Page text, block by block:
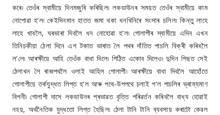
কৰে৷ তেওঁৰ স্বামীয়ে দিনমজুৰি কৰিছিল৷ লকডাউনৰ সময়ত তেওঁৰ স্বামীয়ে কাম
নোপোৱা হ’ল৷ কেইদিনমান হাতত জমা থকা ধনখিনিৰে সংসাৰ চলিল৷ কিন্তু লাহে
লাহে খাবলৈ, ঘৰভাৰা দিবলৈ ধন নোহোৱা হ’ল৷ গোলাপীৰ স্বামীয়ে এদিন এখন
তিনিচকীয়া ঠেলা দিনে এশ টকাত ভাৰাত লৈ পথৰ দাঁতিত পাচলি বিক্ৰী কৰিবলৈ
ল’লে৷ আৰক্ষীয়ে আহি তেওঁক বাধা দিলে৷ পিঠিত একোব দিলেও৷ দুদিন পিছত সেই
ঠেলাখন লৈ ৰাজপথলৈ ওলাই আহিল গোলাপী৷ আৰক্ষীয়ে বাধা দিবলৈ আহোঁতে
গোলাপীয়ে তৰ্কযুদ্ধত লিপ্ত হ’ল আৰু পথে-উপপথে চলাই গ’ল পাচলিৰ ভ্ৰাম্যমাণ
বিপনী৷ গোলাপী দাসে লকডাউনৰ প্ৰভাৱত বৃত্তি পৰিৱৰ্তন কৰিবলৈ বাধ্য হোৱাই
নহয়, অৰ্থনৈতিক যুদ্ধতো লিপ্ত হৈছিল৷ ঠেলা টানি টানি ব্যবসায় কৰাটো কেৱল